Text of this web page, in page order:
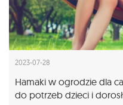
2023-07-28
Hamaki w ogrodzie dla
do potrzeb dzieci i